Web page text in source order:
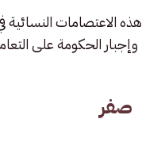
هذه الاعتصامات
الحكومة على
صفر